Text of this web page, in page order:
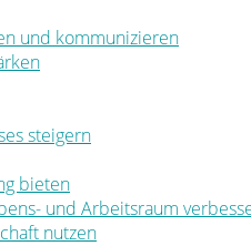
und kommunizieren
steigern
bieten
und Arbeitsraum
nutzen